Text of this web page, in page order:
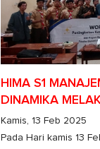
HIMA S1
DINAMIKA
SMK YP 17 PARE
Kamis, 13 Feb 2025
Pada Hari kamis 13